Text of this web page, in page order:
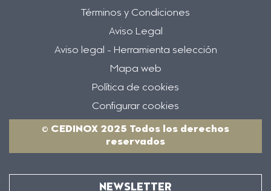
Términos y Condiciones
Aviso Legal
Aviso legal - Herramienta selección
Mapa web
Política de cookies
Configurar cookies
© CEDINOX 2025 Todos los derechos
reservados
NEWSLETTER